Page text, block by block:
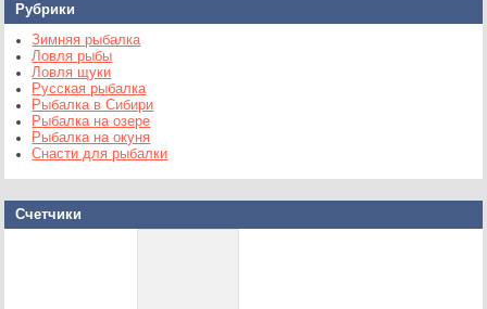
Рубрики
Зимняя рыбалка
Ловля рыбы
Ловля щуки
Русская рыбалка
Рыбалка в Сибири
Рыбалка на озере
Рыбалка на окуня
Снасти для рыбалки
Счетчики